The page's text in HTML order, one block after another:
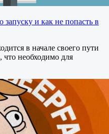
и как не попасть в
в начале своего пути
что необходимо для